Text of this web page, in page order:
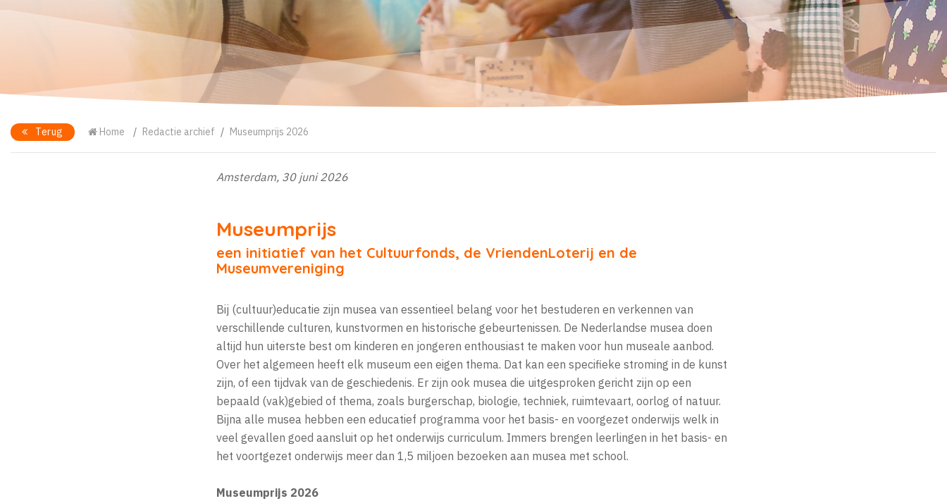
Terug Home Redactie archief Museumprijs 2026
Amsterdam, 30 juni 2026
Museumprijs
een initiatief van het Cultuurfonds, de VriendenLoterij en de
Museumvereniging
Bij (cultuur)educatie zijn musea van essentieel belang voor het bestuderen en verkennen van
verschillende culturen, kunstvormen en historische gebeurtenissen. De Nederlandse musea doen
altijd hun uiterste best om kinderen en jongeren enthousiast te maken voor hun museale aanbod.
Over het algemeen heeft elk museum een eigen thema. Dat kan een specifieke stroming in de kunst
zijn, of een tijdvak van de geschiedenis. Er zijn ook musea die uitgesproken gericht zijn op een
bepaald (vak)gebied of thema, zoals burgerschap, biologie, techniek, ruimtevaart, oorlog of natuur.
Bijna alle musea hebben een educatief programma voor het basis- en voorgezet onderwijs welk in
veel gevallen goed aansluit op het onderwijs curriculum. Immers brengen leerlingen in het basis- en
het voortgezet onderwijs meer dan 1,5 miljoen bezoeken aan musea met school.
Museumprijs 2026